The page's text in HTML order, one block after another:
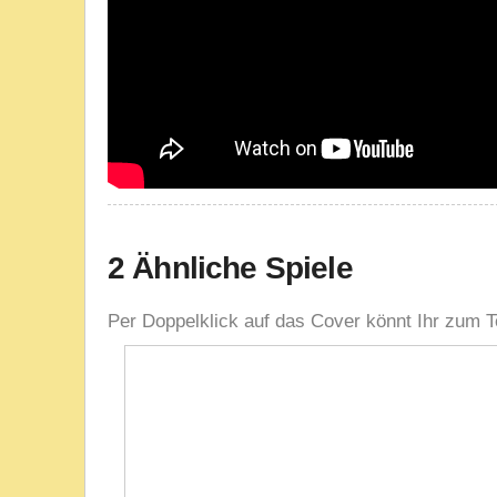
2 Ähnliche Spiele
Per Doppelklick auf das Cover könnt Ihr zum